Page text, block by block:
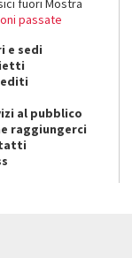
passate
e sedi
al pubblico
raggiungerci